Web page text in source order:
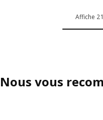
Affiche
Nous vous